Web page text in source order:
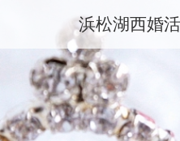
浜松湖西婚